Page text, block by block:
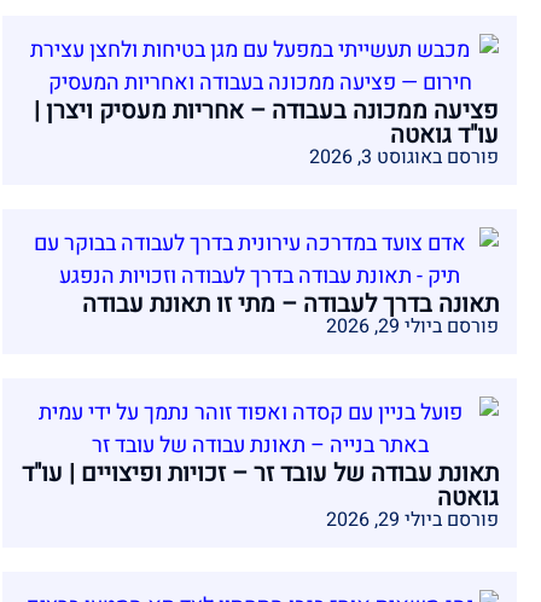
פציעה ממכונה בעבודה – אחריות מעסיק ויצרן |
עו"ד גואטה
פורסם באוגוסט 3, 2026
תאונה בדרך לעבודה – מתי זו תאונת עבודה
פורסם ביולי 29, 2026
תאונת עבודה של עובד זר – זכויות ופיצויים | עו"ד
גואטה
פורסם ביולי 29, 2026